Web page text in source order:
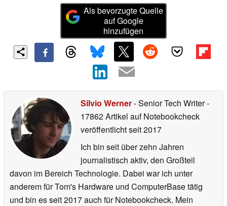
Als bevorzugte Quelle
auf Google
hinzufügen
Silvio Werner- Senior Tech Writer-
17862 Artikel auf Notebookcheck
veröffentlichtseit 2017
Ich bin seit über zehn Jahren
journalistisch aktiv, den Großteil
davon im Bereich Technologie. Dabei war ich unter
anderem für Tom's Hardware und ComputerBase tätig
und bin es seit 2017 auch für Notebookcheck. Mein